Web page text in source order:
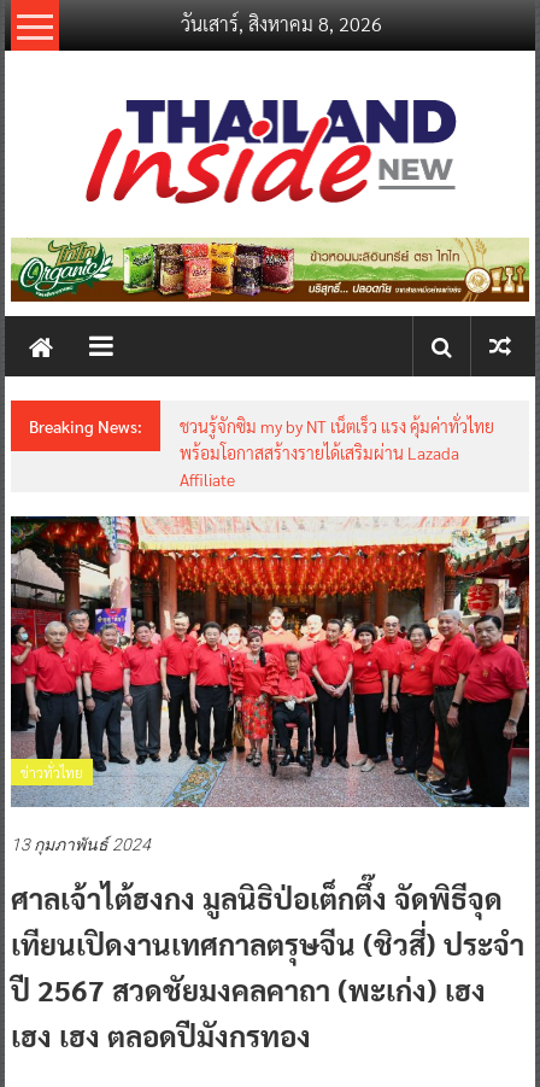
Skip
to
วันเสาร์, สิงหาคม 8, 2026
thailandinsidenew.com
Thailand
New
Breaking News:
ชวนรู้จักซิม my by NT เน็ตเร็ว แรง คุ้มค่าทั่วไทย
พร้อมโอกาสสร้างรายได้เสริมผ่าน Lazada
Affiliate
ข่าวทั่วไทย
13 กุมภาพันธ์ 2024
ศาลเจ้าไต้ฮงกง มูลนิธิป่อเต็กตึ๊ง จัดพิธีจุด
เทียนเปิดงานเทศกาลตรุษจีน (ชิวสี่) ประจำ
ปี 2567 สวดชัยมงคลคาถา (พะเก่ง) เฮง
เฮง เฮง ตลอดปีมังกรทอง